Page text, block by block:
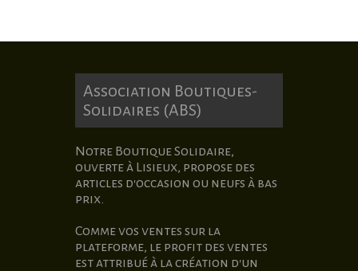
Association Boutiques-
Solidaires (ABS)
Notre Boutique Solidaire,
ouverte à Lisieux, propose des
articles d'occasion ou neufs à bas
prix.
Comme vos ventes sur la
plateforme, le profit des ventes
est attribué à la création d'un